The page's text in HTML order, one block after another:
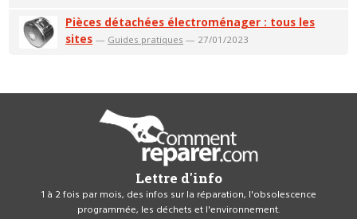
Pièces détachées électroménager : tous les
sites — Guides pratiques — 27/01/2023
Lettre d'info
1 à 2 fois par mois, des infos sur la réparation, l'obsolescence
programmée, les déchets et l'environnement.